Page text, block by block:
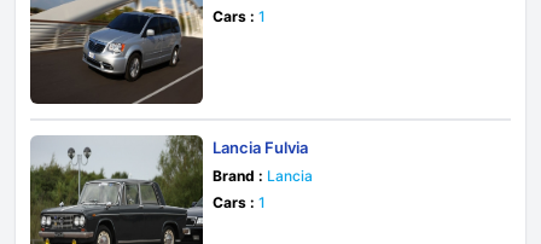
Cars : 1
Lancia Fulvia
Brand : Lancia
Cars : 1